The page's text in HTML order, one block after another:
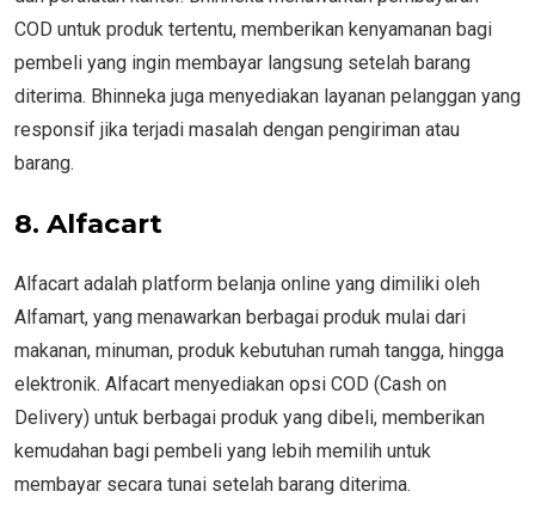
COD untuk produk tertentu, memberikan kenyamanan bagi
pembeli yang ingin membayar langsung setelah barang
diterima. Bhinneka juga menyediakan layanan pelanggan yang
responsif jika terjadi masalah dengan pengiriman atau
barang.
8. Alfacart
Alfacart adalah platform belanja online yang dimiliki oleh
Alfamart, yang menawarkan berbagai produk mulai dari
makanan, minuman, produk kebutuhan rumah tangga, hingga
elektronik. Alfacart menyediakan opsi COD (Cash on
Delivery) untuk berbagai produk yang dibeli, memberikan
kemudahan bagi pembeli yang lebih memilih untuk
membayar secara tunai setelah barang diterima.